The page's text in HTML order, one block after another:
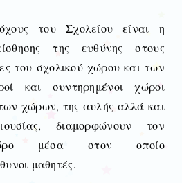
του Σχολείου είναι η
της ευθύνης στους
του σχολικού χώρου και των
και συντηρημένοι χώροι
χώρων, της αυλής αλλά και
διαμορφώνουν τον
μέσα στον οποίο
μαθητές.